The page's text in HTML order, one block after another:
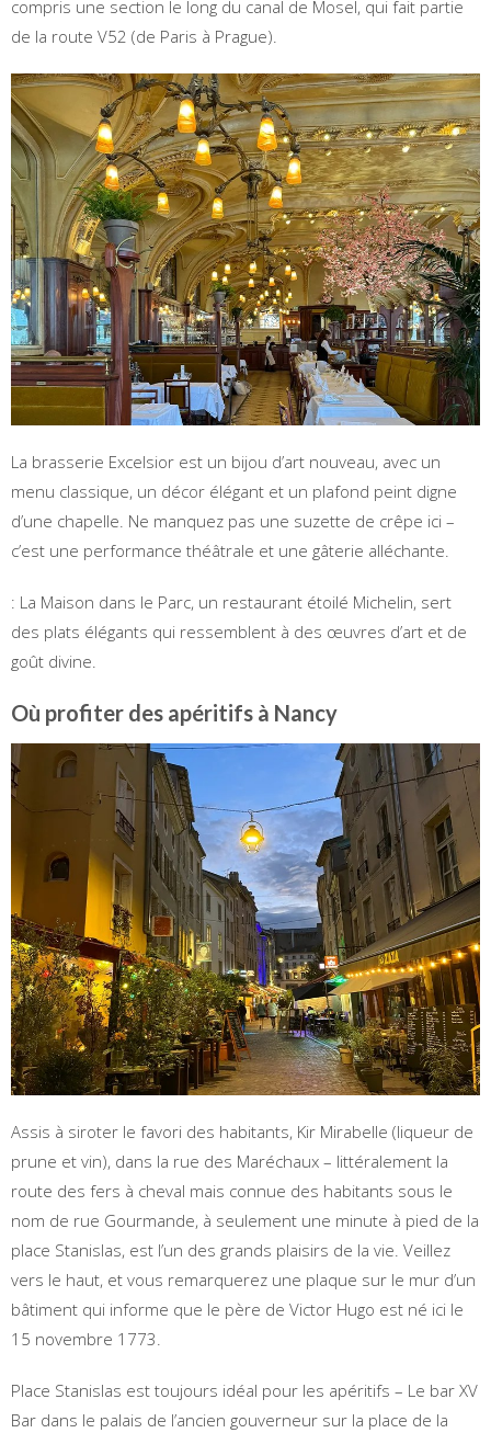
compris une section le long du canal de Mosel, qui fait partie
de la route V52 (de Paris à Prague).
La brasserie Excelsior est un bijou d’art nouveau, avec un
menu classique, un décor élégant et un plafond peint digne
d’une chapelle. Ne manquez pas une suzette de crêpe ici –
c’est une performance théâtrale et une gâterie alléchante.
: La Maison dans le Parc, un restaurant étoilé Michelin, sert
des plats élégants qui ressemblent à des œuvres d’art et de
goût divine.
Où profiter des apéritifs à Nancy
Assis à siroter le favori des habitants, Kir Mirabelle (liqueur de
prune et vin), dans la rue des Maréchaux – littéralement la
route des fers à cheval mais connue des habitants sous le
nom de rue Gourmande, à seulement une minute à pied de la
place Stanislas, est l’un des grands plaisirs de la vie. Veillez
vers le haut, et vous remarquerez une plaque sur le mur d’un
bâtiment qui informe que le père de Victor Hugo est né ici le
15 novembre 1773.
Place Stanislas est toujours idéal pour les apéritifs – Le bar XV
Bar dans le palais de l’ancien gouverneur sur la place de la